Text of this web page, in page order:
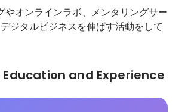
やオンラインラボ、メンタリングサー
ジタルビジネスを伸ばす活動をして